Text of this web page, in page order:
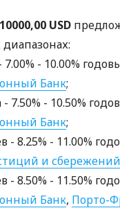
10000,00 USD
- 10.00%
Банк;
7.50% - 10.50%
Банк;
- 8.25% - 11.00%
и сбережений
- 8.50% - 11.50%
Банк, Порто-